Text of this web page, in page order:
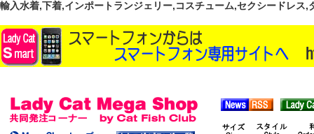
輸入水着,下着,インポートランジェリー,コスチューム,セクシードレス